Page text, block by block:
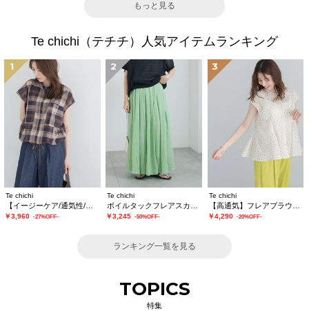
もっと見る
Te chichi（テチチ）人気アイテムランキング
1
Te chichi
￥3,960 -27%OFF-
2
Te chichi
￥3,245 -50%OFF-
3
Te chichi
￥4,290 -20%OFF-
ランキング一覧を見る
TOPICS
特集